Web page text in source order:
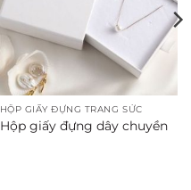
HỘP GIẤY ĐỰNG TRANG SỨC
Hộp giấy đựng dây chuyền